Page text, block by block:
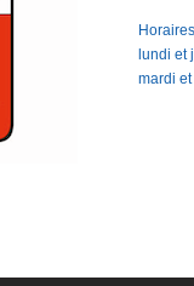
lundi et
mardi